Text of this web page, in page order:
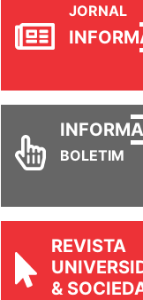
JORNAL
INFORM
INFORM
BOLETIM
REVISTA
&